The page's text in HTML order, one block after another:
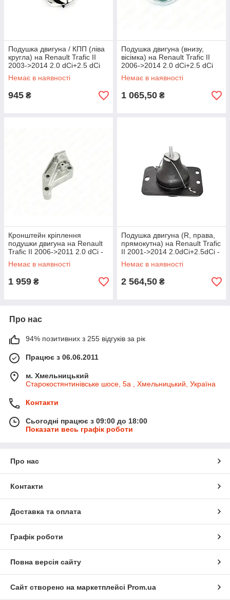
Подушка двигуна / КПП (ліва
кругла) на Renault Trafic II
2003->2014 2.0 dCi+2.5 dCi
— Impergom - IMP31616
Немає в наявності
945 ₴
Подушка двигуна (внизу,
вісімка) на Renault Trafic II
2006->2014 2.0 dCi+2.5 dCi
— Ucel - 10980
Немає в наявності
1 065,50 ₴
Кронштейн кріплення
подушки двигуна на Renault
Trafic II 2006->2011 2.0 dCi -
Nissan (Оригінал) - 11330-
00Q0A
Немає в наявності
1 959 ₴
Подушка двигуна (R, права,
прямокутна) на Renault Trafic
II 2001->2014 2.0dCi+2.5dCi -
Febi - FE175249
Немає в наявності
2 564,50 ₴
Про нас
94% позитивних з 255 відгуків за рік
Працює з 06.06.2011
м. Хмельницький
Старокостянтинівське шосе, 5а , Хмельницький, Україна
Контакти
Сьогодні працює з 09:00 до 18:00
Показати весь графік роботи
Про нас
Контакти
Доставка та оплата
Графік роботи
Повна версія сайту
Сайт створено на маркетплейсі Prom.ua